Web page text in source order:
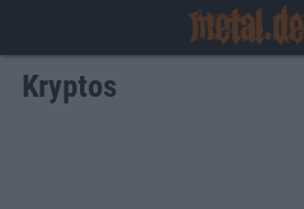
Kryptos